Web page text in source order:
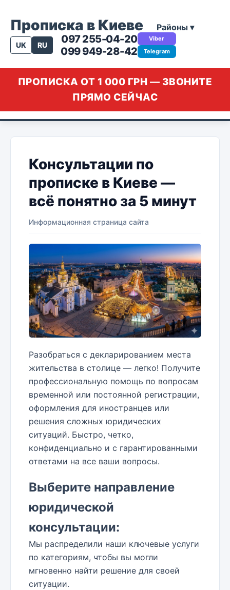
Прописка в Киеве Районы ▾
UK RU
097 255-04-20
099 949-28-42
Viber
Telegram
ПРОПИСКА ОТ 1 000 ГРН — ЗВОНИТЕ
ПРЯМО СЕЙЧАС
Консультации по
прописке в Киеве —
всё понятно за 5 минут
Информационная страница сайта
Разобраться с декларированием места
жительства в столице — легко! Получите
профессиональную помощь по вопросам
временной или постоянной регистрации,
оформления для иностранцев или
решения сложных юридических
ситуаций. Быстро, четко,
конфиденциально и с гарантированными
ответами на все ваши вопросы.
Выберите направление
юридической
консультации:
Мы распределили наши ключевые услуги
по категориям, чтобы вы могли
мгновенно найти решение для своей
ситуации.